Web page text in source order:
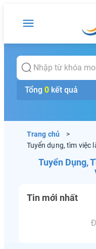
Tổng 0 kết quả
Trang chủ
>
Tuyển dụng, tìm việc
Tuyển Dụng,
Tin mới nhất